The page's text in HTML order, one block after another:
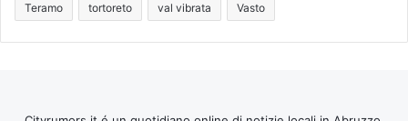
Teramo tortoreto val vibrata Vasto